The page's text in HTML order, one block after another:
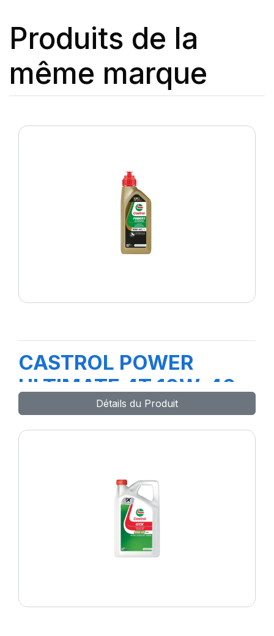
Produits de la
même marque
CASTROL POWER
ULTIMATE 4T 10W-40
ZU 12X1LDétails du Produit